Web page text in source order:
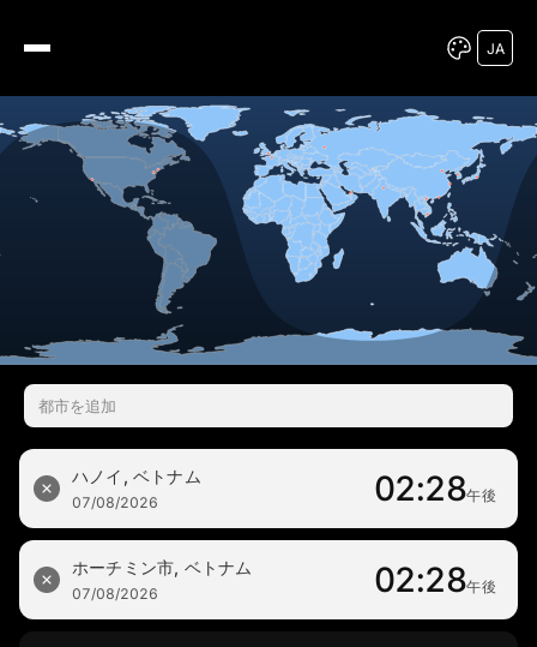
JA
JA
ハノイ, ベトナム 02:28午後
07/08/2026
ホーチミン市, ベトナム 02:28午後
07/08/2026